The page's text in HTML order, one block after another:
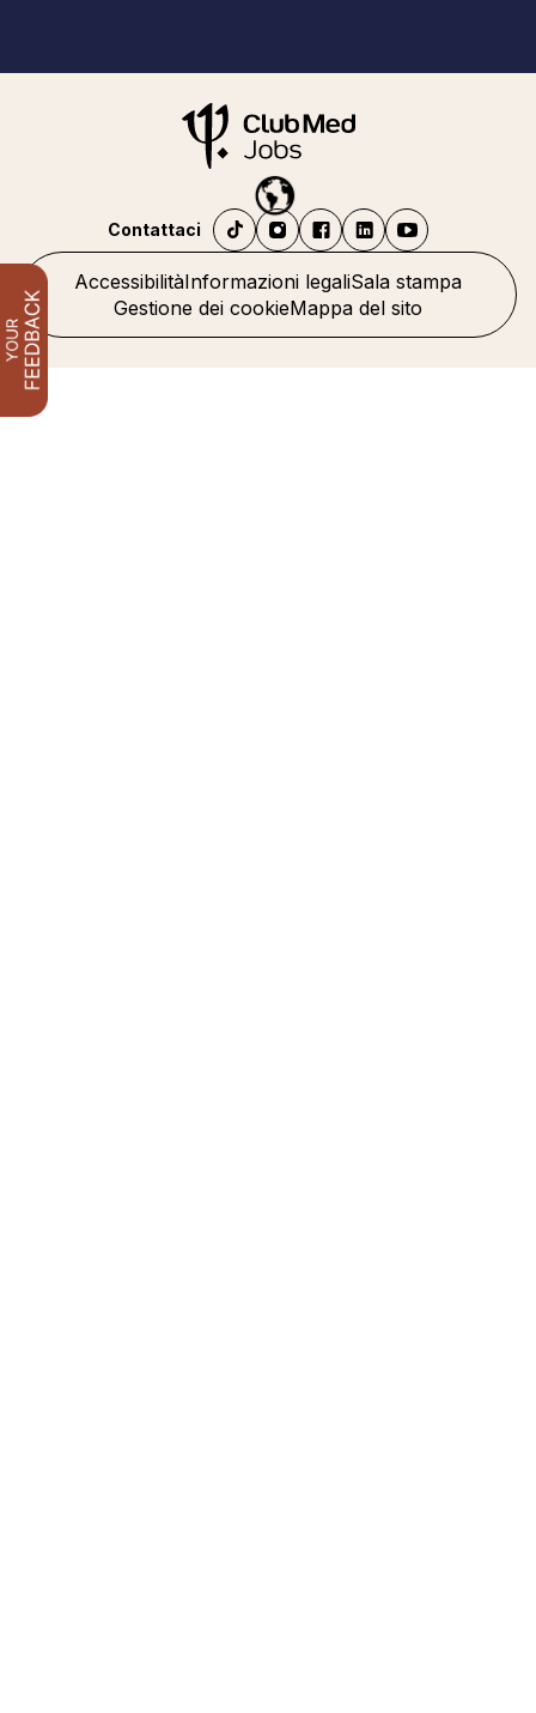
AccessibilitàInformazioni legaliSala stampa
Gestione dei cookieMappa del sito
Contattaci